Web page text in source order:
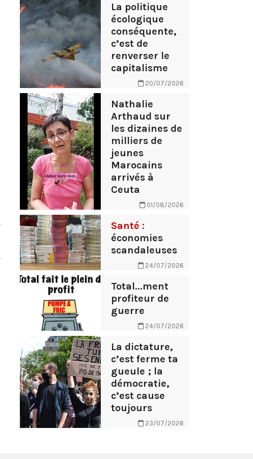
La politique
écologique
conséquente,
c’est de
renverser le
capitalisme
20/07/2026
Nathalie
Arthaud sur
les dizaines de
milliers de
jeunes
Marocains
arrivés à
Ceuta
01/08/2026
Santé :
économies
scandaleuses
24/07/2026
Total...ment
profiteur de
guerre
24/07/2026
La dictature,
c’est ferme ta
gueule ; la
démocratie,
c’est cause
toujours
23/07/2026